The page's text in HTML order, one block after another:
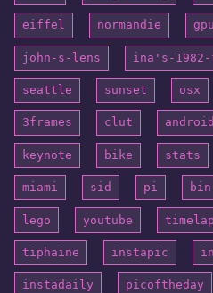
eiffel normandie
john-s-lens ina's-
seattle sunset osx
3frames clut android
keynote bike stats
miami sid pi bin
lego youtube
tiphaine instapic
instadaily picoftheday